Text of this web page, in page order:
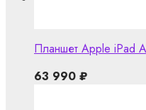
Планшет Apple iPad
63 990 ₽